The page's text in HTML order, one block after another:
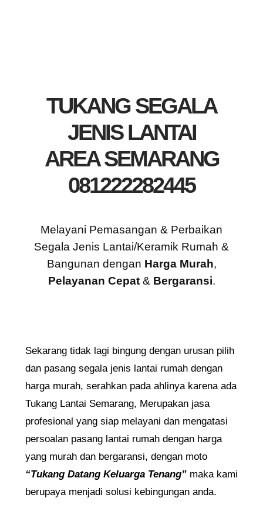
TUKANG SEGALA
JENIS LANTAI
AREA SEMARANG
081222282445
Melayani Pemasangan & Perbaikan
Segala Jenis Lantai/Keramik Rumah &
Bangunan dengan Harga Murah,
Pelayanan Cepat& Bergaransi.
Sekarang tidak lagi bingung dengan urusan pilih
dan pasang segala jenis lantai rumah dengan
harga murah, serahkan pada ahlinya karena ada
Tukang Lantai Semarang, Merupakan jasa
profesional yang siap melayani dan mengatasi
persoalan pasang lantai rumah dengan harga
yang murah dan bergaransi, dengan moto
“Tukang Datang Keluarga Tenang” maka kami
berupaya menjadi solusi kebingungan anda.